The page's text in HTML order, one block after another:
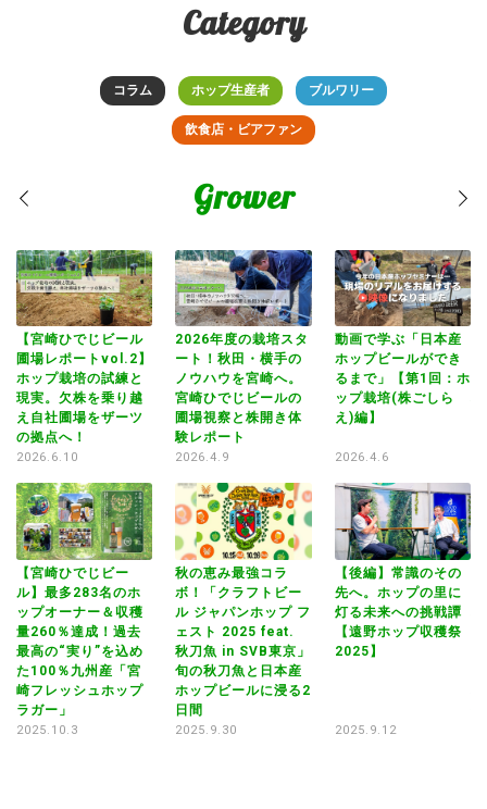
Category
コラム ホップ生産者 ブルワリー
飲食店・ビアファン
Grower
【宮崎ひでじビール
圃場レポートvol.2】
ホップ栽培の試練と
現実。欠株を乗り越
え自社圃場をザーツ
の拠点へ！
2026.6.10
2026年度の栽培スタ
ート！秋田・横手の
ノウハウを宮崎へ。
宮崎ひでじビールの
圃場視察と株開き体
験レポート
2026.4.9
動画で学ぶ「日本産
ホップビールができ
るまで」【第1回：ホ
ップ栽培(株ごしら
え)編】
2026.4.6
【宮崎ひでじビー
ル】最多283名のホ
ップオーナー＆収穫
量260％達成！過去
最高の“実り”を込め
た100％九州産「宮
崎フレッシュホップ
ラガー」
2025.10.3
秋の恵み最強コラ
ボ！「クラフトビー
ル ジャパンホップ フ
ェスト 2025 feat.
秋刀魚 in SVB東京」
旬の秋刀魚と日本産
ホップビールに浸る2
日間
2025.9.30
【後編】常識のその
先へ。ホップの里に
灯る未来への挑戦譚
【遠野ホップ収穫祭
2025】
2025.9.12